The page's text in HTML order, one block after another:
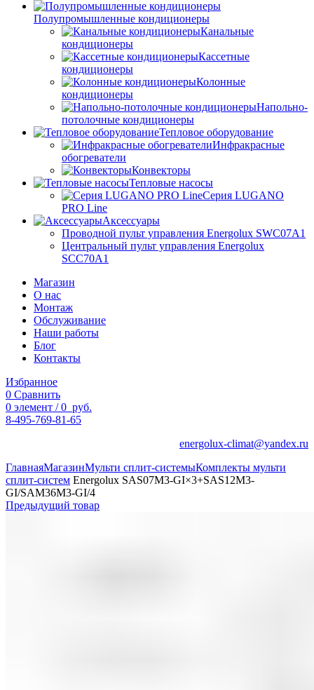
Полупромышленные кондиционеры
Канальные
кондиционеры
Кассетные
кондиционеры
Колонные
кондиционеры
Напольно-
потолочные кондиционеры
Тепловое оборудование
Инфракрасные
обогреватели
Конвекторы
Тепловые насосы
Серия LUGANO
PRO Line
Аксессуары
Проводной пульт управления Energolux SWC07A1
Центральный пульт управления Energolux
SCC70A1
Магазин
О нас
Монтаж
Обслуживание
Наши работы
Блог
Контакты
Избранное
0 Сравнить
0 элемент / 0 руб.
8-495-769-81-65
energolux-climat@yandex.ru
ГлавнаяМагазинМульти сплит-системыКомплекты мульти
сплит-систем Energolux SAS07M3-GI×3+SAS12M3-
GI/SAM36M3-GI/4
Предыдущий товар